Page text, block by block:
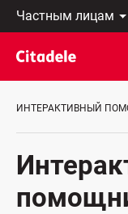
Частным
лицам
Предприятиям
Private
Banking
банке
ru
Latviski
По-
русски
In
ИНТЕРАКТИВНЫЙ